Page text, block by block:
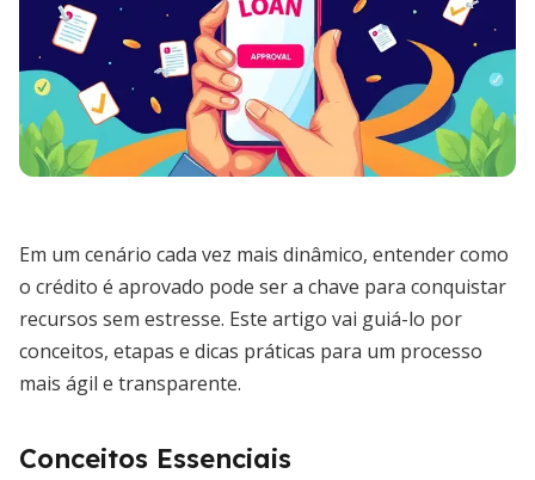
Em um cenário cada vez mais dinâmico, entender como
o crédito é aprovado pode ser a chave para conquistar
recursos sem estresse. Este artigo vai guiá-lo por
conceitos, etapas e dicas práticas para um processo
mais ágil e transparente.
Conceitos Essenciais